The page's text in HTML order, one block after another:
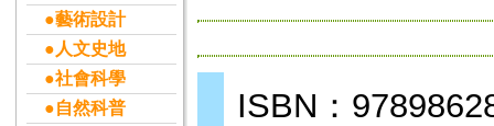
●藝術設計
●人文史地
●社會科學
●自然科普
ISBN：